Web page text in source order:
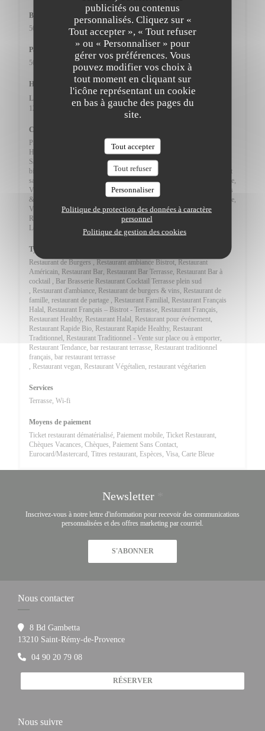
publicités ou contenus
personnalisés. Cliquez sur «
Tout accepter », « Tout refuser
» ou « Personnaliser » pour
gérer vos préférences. Vous
pouvez modifier vos choix à
tout moment en cliquant sur
l'icône représentant un cookie
en bas à gauche des pages du
site.
Tout accepter
Tout refuser
Personnaliser
Politique de protection des données à caractère
personnel
Politique de gestion des cookies
Bus
50m
Parking
50m
Horaires
Lun
12h00 - 14h30
• 19h00 - 21h30
Cuisine
Produits frais, Fait maison, Burger, Brunch Burger, Burgers gourmets,
Hamburger, Burger - Pastrami, Fromages, Sans Gluten, Sans viande ,
Sans lactose et autres allergènes, Artisanale, Glace artisanale, Vins bio et
bières artisanales, Salades, Bar à salade, Salades créatives, Gourmande et
saine, Produits de saison, Fraîche et saine, Provençale, Hallal, Américaine,
Végétalienne, Friterie, Friture, Tapas, Tapas élaborées, Poissons, Viandes
& poissons à la plancha, spécialisé poisson, Plancha, Restauration Rapide,
Vegan Friendly, vegan, Tartare, Végétarienne, Plats végétariens,
Restaurant Bar, Cuisine à partager, Locale, Cuisine Locale, Produit
Locaux, Produits Locaux
Type de restaurant
Restaurant de Burgers , Restaurant ambiance Bistrot, Restaurant
Américain, Restaurant Bar, Restaurant Bar Terrasse, Restaurant Bar à
cocktail , Bar Brasserie Restaurant Cocktail Terrasse plein sud
, Restaurant d'ambiance, Restaurant de burgers & vins, Restaurant de
famille, restaurant de partage , Restaurant Familial, Restaurant Français
Halal, Restaurant Français – Bistrot - Terrasse, Restaurant Français,
Restaurant Healthy, Restaurant Halal, Restaurant pour événement,
Restaurant Rapide Bio, Restaurant Rapide Healthy, Restaurant
Traditionnel, Restaurant Traditionnel - Vente sur place ou à emporter,
Restaurant Tendance, bar restaurant terrasse, Restaurant traditionnel
français, bar restaurant terrasse
, Restaurant vegan, Restaurant Végétalien, restaurant végétarien
Services
Terrasse, Wi-fi
Moyens de paiement
Ticket restaurant dématérialisé, Paiement mobile, Ticket Restaurant,
Chèques Vacances, Chèques, Paiement Sans Contact,
Eurocard/Mastercard, Titres restaurant, Espèces, Visa, Carte Bleue
Newsletter
Inscrivez-vous à notre lettre d'information pour recevoir des communications
personnalisées et des offres marketing par courriel.
S'ABONNER
Nous contacter
8 Bd Gambetta
13210 Saint-Rémy-de-Provence((ouvre une nouvelle fenêtre))
04 90 20 79 08
RÉSERVER
Nous suivre